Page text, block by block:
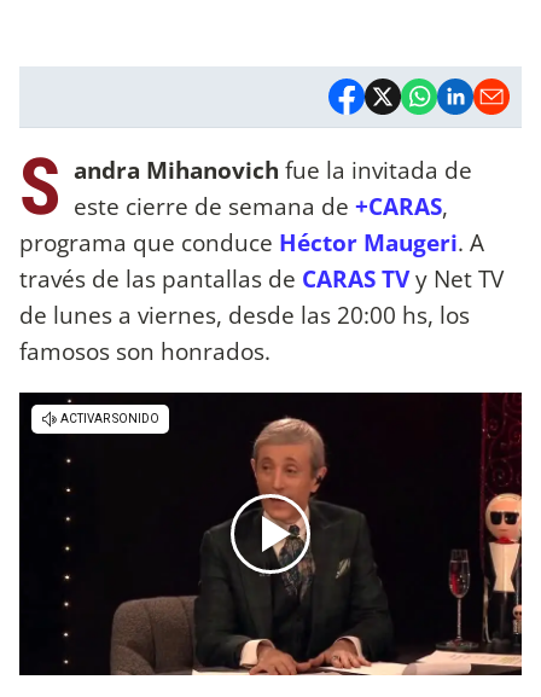
S andra Mihanovich fue la invitada de
este cierre de semana de +CARAS,
programa que conduce Héctor Maugeri. A
través de las pantallas de CARAS TVy Net TV
de lunes a viernes, desde las 20:00 hs, los
famosos son honrados.